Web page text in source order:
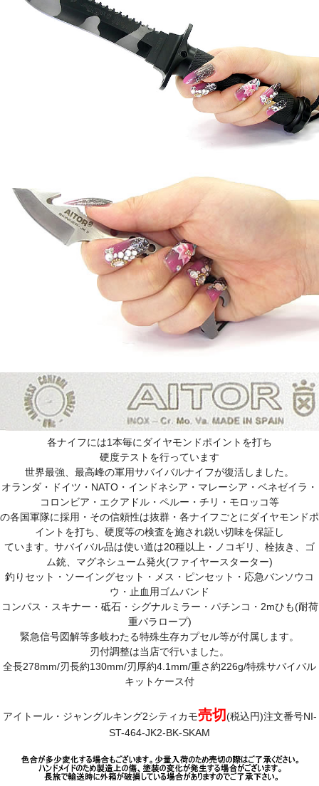
各ナイフには1本毎にダイヤモンドポイントを打ち
硬度テストを行っています
世界最強、最高峰の軍用サバイバルナイフが復活しました。
オランダ・ドイツ・NATO・インドネシア・マレーシア・ベネゼイラ・
コロンビア・エクアドル・ペルー・チリ・モロッコ等
の各国軍隊に採用・その信頼性は抜群・各ナイフごとにダイヤモンドポ
イントを打ち、硬度等の検査を施され鋭い切味を保証し
ています。サバイバル品は使い道は20種以上・ノコギリ、栓抜き、ゴ
ム銃、マグネシューム発火(ファイヤースターター)
釣りセット・ソーイングセット・メス・ピンセット・応急バンソウコ
ウ・止血用ゴムバンド
コンパス・スキナー・砥石・シグナルミラー・パチンコ・2mひも(耐荷
重パラロープ)
緊急信号図解等多岐わたる特殊生存カプセル等が付属します。
刃付調整は当店で行いました。
全長278mm/刃長約130mm/刃厚約4.1mm/重さ約226g/特殊サバイバル
キットケース付
アイトール・ジャングルキング2シティカモ売切(税込円)注文番号NI-
ST-464-JK2-BK-SKAM